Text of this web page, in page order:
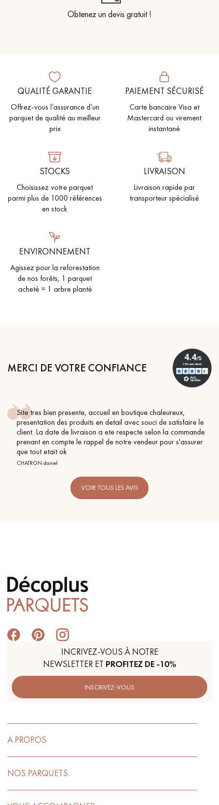
Obtenez un devis gratuit !
QUALITÉ GARANTIE
Offrez-vous l’assurance d’un
parquet de qualité au meilleur
prix
PAIEMENT SÉCURISÉ
Carte bancaire Visa et
Mastercard ou virement
instantané
STOCKS
Choisissez votre parquet
parmi plus de 1000 références
en stock
LIVRAISON
Livraison rapide par
transporteur spécialisé
ENVIRONNEMENT
Agissez pour la reforestation
de nos forêts, 1 parquet
acheté = 1 arbre planté
MERCI DE VOTRE CONFIANCE
satisfaire le
commande
s'assurer
Conseil parfait, échanges fluides. Je
BEILE FRANCK
VOIR TOUS LES AVIS
INCRIVEZ-VOUS À NOTRE
NEWSLETTER ET PROFITEZ DE -10%
INSCRIVEZ-VOUS
A PROPOS
NOS PARQUETS